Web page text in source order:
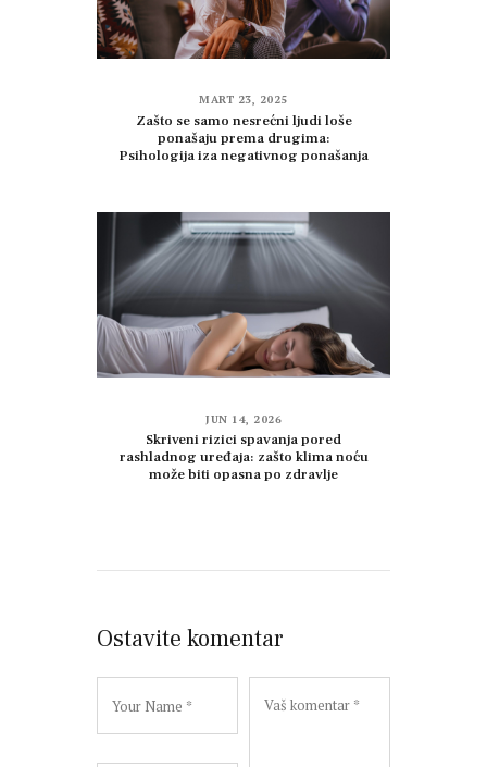
MART 23, 2025
Zašto se samo nesrećni ljudi loše
ponašaju prema drugima:
Psihologija iza negativnog ponašanja
JUN 14, 2026
Skriveni rizici spavanja pored
rashladnog uređaja: zašto klima noću
može biti opasna po zdravlje
Ostavite komentar